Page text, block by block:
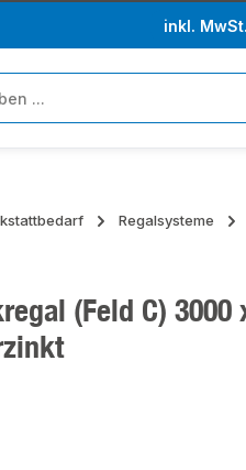
inkl. MwSt.
Regalsysteme
(Feld C) 3000